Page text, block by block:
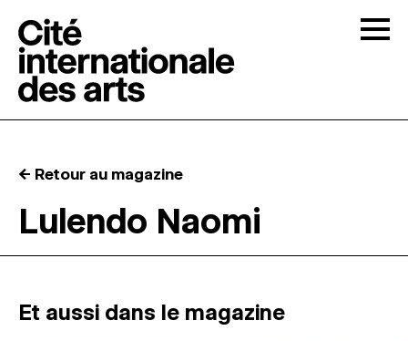
RÉSIDENCES ↓
ATELIERS OUVERTS
← Retour au magazine
Lulendo Naomi
Et aussi dans le magazine